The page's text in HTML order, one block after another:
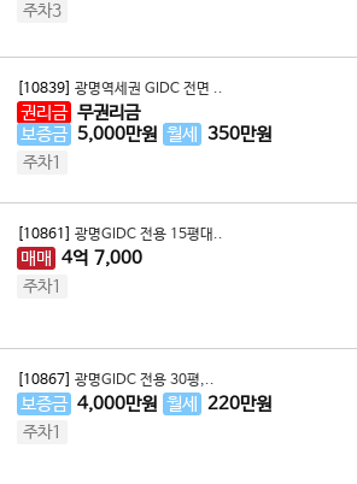
주차3
[10839] 광명역세권 GIDC 전면 ..
권리금 무권리금
보증금 5,000만원 월세 350만원
주차1
[10861] 광명GIDC 전용 15평대..
매매 4억 7,000
주차1
[10867] 광명GIDC 전용 30평,..
보증금 4,000만원 월세 220만원
주차1